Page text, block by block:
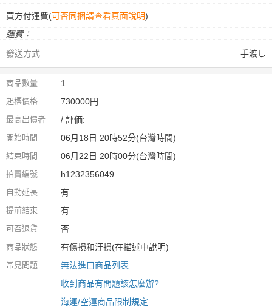
買方付運費(可否同捆請查看頁面說明)
運費：
發送方式
手渡し
商品數量 1
起標價格 730000円
最高出價者 / 評価:
開始時間 06月18日 20時52分(台灣時間)
結束時間 06月22日 20時00分(台灣時間)
拍賣編號 h1232356049
自動延長 有
提前結束 有
可否退貨 否
商品狀態 有傷損和汙損(在描述中說明)
常見問題
無法進口商品列表
收到商品有問題該怎麼辦?
海運/空運商品限制規定